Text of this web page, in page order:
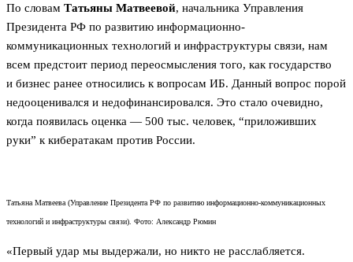
По словам Татьяны Матвеевой, начальника Управления
Президента РФ по развитию информационно-
коммуникационных технологий и инфраструктуры связи, нам
всем предстоит период переосмысления того, как государство
и бизнес ранее относились к вопросам ИБ. Данный вопрос порой
недооценивался и недофинансировался. Это стало очевидно,
когда появилась оценка — 500 тыс. человек, “приложивших
руки” к кибератакам против России.
Татьяна Матвеева (Управление Президента РФ по развитию информационно-коммуникационных
технологий и инфраструктуры связи). Фото: Александр Рюмин
«Первый удар мы выдержали, но никто не расслабляется.